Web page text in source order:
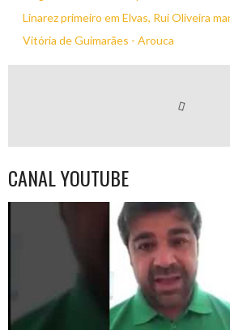
Linarez primeiro em Elvas, Rui Oliveira
Vitória de Guimarães - Arouca
CANAL YOUTUBE